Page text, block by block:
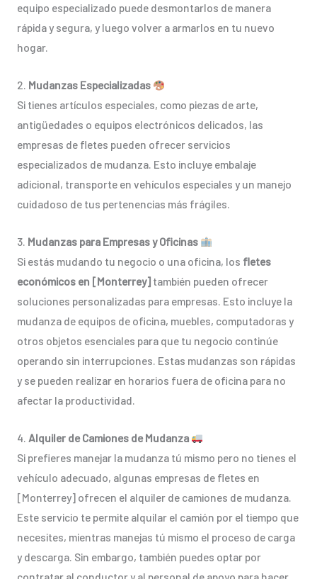
equipo especializado puede desmontarlos de manera
rápida y segura, y luego volver a armarlos en tu nuevo
hogar.
2. Mudanzas Especializadas
Si tienes artículos especiales, como piezas de arte,
antigüedades o equipos electrónicos delicados, las
empresas de fletes pueden ofrecer servicios
especializados de mudanza. Esto incluye embalaje
adicional, transporte en vehículos especiales y un manejo
cuidadoso de tus pertenencias más frágiles.
3. Mudanzas para Empresas y Oficinas
Si estás mudando tu negocio o una oficina, los fletes
económicos en [Monterrey]también pueden ofrecer
soluciones personalizadas para empresas. Esto incluye la
mudanza de equipos de oficina, muebles, computadoras y
otros objetos esenciales para que tu negocio continúe
operando sin interrupciones. Estas mudanzas son rápidas
y se pueden realizar en horarios fuera de oficina para no
afectar la productividad.
4. Alquiler de Camiones de Mudanza
Si prefieres manejar la mudanza tú mismo pero no tienes el
vehículo adecuado, algunas empresas de fletes en
[Monterrey] ofrecen el alquiler de camiones de mudanza.
Este servicio te permite alquilar el camión por el tiempo que
necesites, mientras manejas tú mismo el proceso de carga
y descarga. Sin embargo, también puedes optar por
contratar al conductor y al personal de apoyo para hacer